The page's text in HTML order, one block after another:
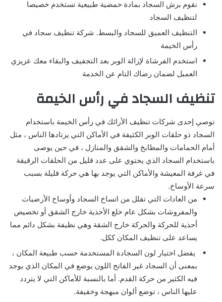
نقوم برش السجاد بمادة حمضية طبيعية تستخدم خصيصا
لتنظيف السجاد
التنظيف العميق للسجاد والبسط. شركة تنظيف سجاد في
رأس الخيمة
استخدم الفرشاة لإزالة الوبر بعد التجفيف والبقاء معك عزيزي
العميل لضمان رضاك ​​التام عن الخدمة
تنظيف السجاد في رأس الخيمة
توصي إحدى شركات تنظيف الأرائك في رأس الخيمة باستخدام
السجاد ذو حلقات الوبر الكثيفة في الأماكن التي يرتادها الناس ، مثل
أمام الحمامات والمطابخ والشقق والمنازل ، في حين يوصى
باستخدام السجاد الذي يحتوي على عدد قليل من الحلقات الرقيقة
في غرفة المعيشة والأماكن التي يوجد بها هي حركة قليلة بسبب
سرعة الأوساخ.
من العادات التي تقلل من اتساخ السجاد وأوساخ الأرضيات
والمفروشات بشكل عام خلع الأحذية خارج الشقق أو تخصيص
أحذية للحركة والحركة خارج الشقة وهي نظيفة بشكل دائم مما
يساعد على تنظيف المكان ككل.
يفضل اختيار لون السجادة المستخدمة حسب طبيعة المكان ،
بمعنى أن السجاد غير الفاتح اللون يوضع في المكان الذي يوجد
فيه الكثير من حركة القدم. أما بالنسبة للأماكن التي لا يتردد
عليها الناس ، توضع ألوان مبهجة وخفيفة.